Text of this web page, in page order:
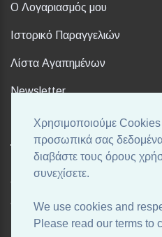
Χρησιμοποιούμε Cookies
προσωπικά σας
διαβάστε τους όρους
συνεχίσετε.
We use cookies and
Please read our terms to
Ο Λογαριασμός μου
Ιστορικό Παραγγελιών
Λίστα Αγαπημένων
Newsletter
FOLLOW US
Ακολουθήστε μας στα